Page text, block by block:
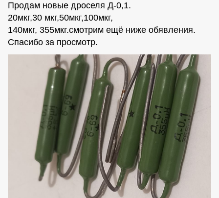
Продам новые дроселя Д-0,1.
20мкг,30 мкг,50мкг,100мкг,
140мкг, 355мкг.смотрим ещё ниже обявления.
Спасибо за просмотр.